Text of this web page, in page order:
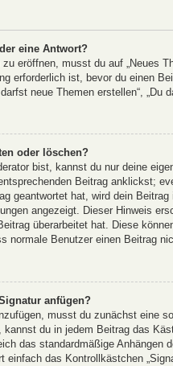
eine Antwort?
eröffnen, musst du auf „Neues
erforderlich ist, bevor du einen
neue Themen erstellen“, „Du
oder löschen?
bist, kannst du nur deine
Beitrag anklickst;
geantwortet hat, wird dein
angezeigt. Dieser Hinweis
überarbeitet hat. Diese
normale Benutzer einen Beitrag
anfügen?
musst du zunächst eine
du in jedem Beitrag das
das standardmäßige
das Kontrollkästchen